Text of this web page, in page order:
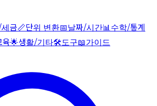
금📏단위 변환📅날짜/시간📊수학/통계
육🌟생활/기타🛠️도구📖가이드